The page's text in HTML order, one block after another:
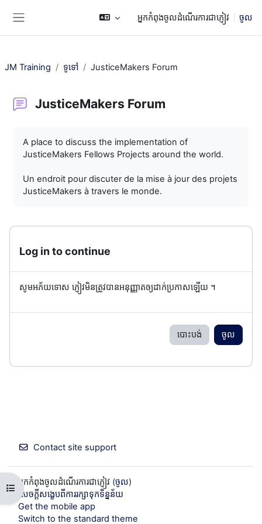
អ្នកកំពុងចូលដំណើរការជាភ្ញៀវ ចូល
Open course index
JM Training ទូទៅ JusticeMakers Forum
JusticeMakers Forum
A place to discuss the implementation of
JusticeMakers Fellows Projects around the world.
Un endroit pour discuter de la mise à jour des projets
JusticeMakers à travers le monde.
Log in to continue
សូមអភ័យទោស ភ្ញៀវមិនត្រូវបានអនុញ្ញាតឲ្យដាក់ប្រកាសឡើយ ។
បោះបង់ ចូល
Contact site support
អ្នកកំពុងចូលដំណើរការជាភ្ញៀវ (ចូល)
សេចក្តីសង្ខេបពីការរក្សាទុកទិន្នន័យ
Get the mobile app
Switch to the standard theme